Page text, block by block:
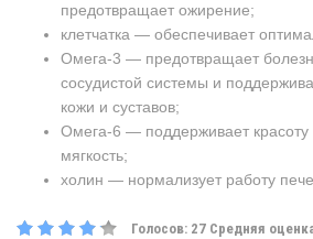
предотвращает ожирение;
клетчатка — обеспечивает
Омега-3 — предотвращает
сосудистой системы и
кожи и суставов;
Омега-6 — поддерживает красоту
мягкость;
холин — нормализует работу
Голосов: 27 Средняя